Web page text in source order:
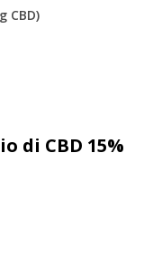
CBD)
di CBD 15%